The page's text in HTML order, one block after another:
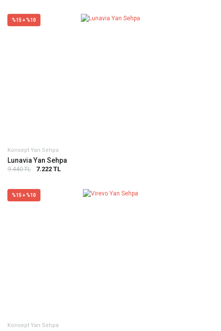
%15 + %10
Konsept Yan Sehpa
Lunavia Yan Sehpa
9.440 TL 7.222 TL
%15 + %10
Konsept Yan Sehpa